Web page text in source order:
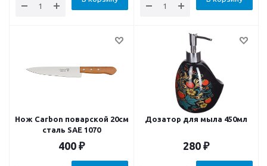
Нож Carbon поварской 20см
сталь SAE 1070
400 ₽
Дозатор для мыла 450мл
280 ₽